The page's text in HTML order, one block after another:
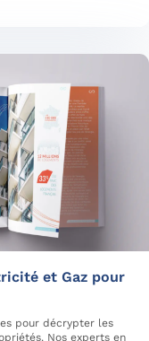
et Gaz pour
pour décrypter les
Nos experts en